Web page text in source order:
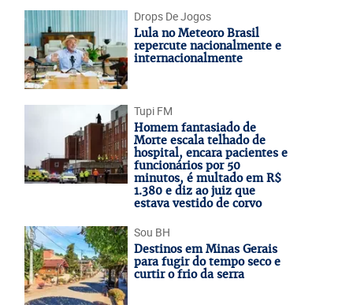
Drops De Jogos
Lula no Meteoro Brasil
repercute nacionalmente e
internacionalmente
Tupi FM
Homem fantasiado de
Morte escala telhado de
hospital, encara pacientes e
funcionários por 50
minutos, é multado em R$
1.380 e diz ao juiz que
estava vestido de corvo
Sou BH
Destinos em Minas Gerais
para fugir do tempo seco e
curtir o frio da serra